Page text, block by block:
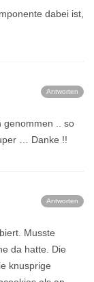
dabei ist,
Antworten
genommen .. so
… Danke !!
Antworten
Musste
da hatte. Die
knusprige